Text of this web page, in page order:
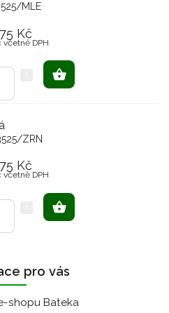
MLE
Kč
včetně DPH
ZRN
Kč
včetně DPH
pro vás
shopu Bateka